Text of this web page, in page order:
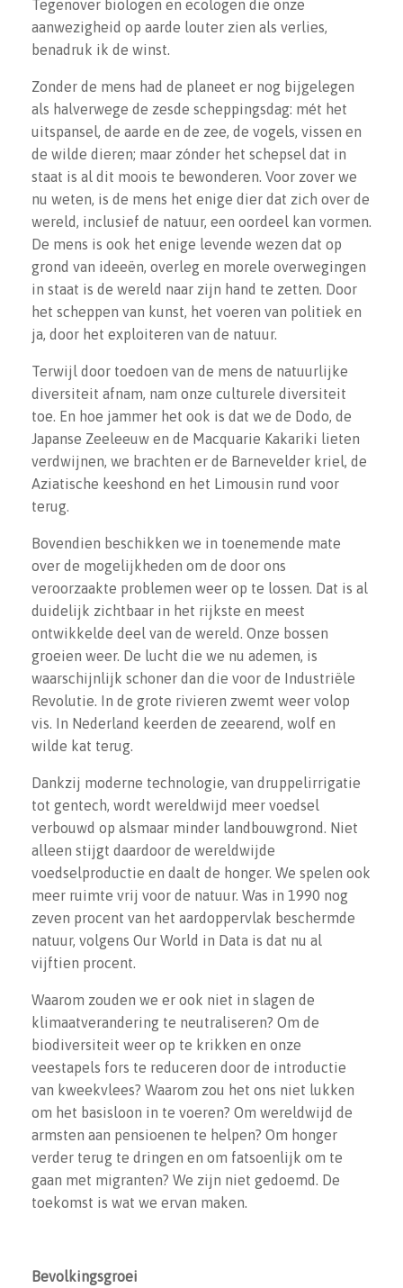
Tegenover biologen en ecologen die onze
aanwezigheid op aarde louter zien als verlies,
benadruk ik de winst.
Zonder de mens had de planeet er nog bijgelegen
als halverwege de zesde scheppingsdag: mét het
uitspansel, de aarde en de zee, de vogels, vissen en
de wilde dieren; maar zónder het schepsel dat in
staat is al dit moois te bewonderen. Voor zover we
nu weten, is de mens het enige dier dat zich over de
wereld, inclusief de natuur, een oordeel kan vormen.
De mens is ook het enige levende wezen dat op
grond van ideeën, overleg en morele overwegingen
in staat is de wereld naar zijn hand te zetten. Door
het scheppen van kunst, het voeren van politiek en
ja, door het exploiteren van de natuur.
Terwijl door toedoen van de mens de natuurlijke
diversiteit afnam, nam onze culturele diversiteit
toe. En hoe jammer het ook is dat we de Dodo, de
Japanse Zeeleeuw en de Macquarie Kakariki lieten
verdwijnen, we brachten er de Barnevelder kriel, de
Aziatische keeshond en het Limousin rund voor
terug.
Bovendien beschikken we in toenemende mate
over de mogelijkheden om de door ons
veroorzaakte problemen weer op te lossen. Dat is al
duidelijk zichtbaar in het rijkste en meest
ontwikkelde deel van de wereld. Onze bossen
groeien weer. De lucht die we nu ademen, is
waarschijnlijk schoner dan die voor de Industriële
Revolutie. In de grote rivieren zwemt weer volop
vis. In Nederland keerden de zeearend, wolf en
wilde kat terug.
Dankzij moderne technologie, van druppelirrigatie
tot gentech, wordt wereldwijd meer voedsel
verbouwd op alsmaar minder landbouwgrond. Niet
alleen stijgt daardoor de wereldwijde
voedselproductie en daalt de honger. We spelen ook
meer ruimte vrij voor de natuur. Was in 1990 nog
zeven procent van het aardoppervlak beschermde
natuur, volgens Our World in Data is dat nu al
vijftien procent.
Waarom zouden we er ook niet in slagen de
klimaatverandering te neutraliseren? Om de
biodiversiteit weer op te krikken en onze
veestapels fors te reduceren door de introductie
van kweekvlees? Waarom zou het ons niet lukken
om het basisloon in te voeren? Om wereldwijd de
armsten aan pensioenen te helpen? Om honger
verder terug te dringen en om fatsoenlijk om te
gaan met migranten? We zijn niet gedoemd. De
toekomst is wat we ervan maken.
Bevolkingsgroei